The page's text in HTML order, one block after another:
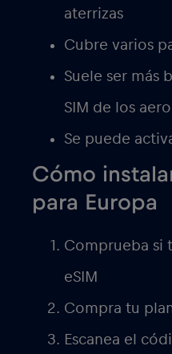
aterrizas
Cubre varios
Suele ser más
SIM de los
Se puede
Cómo
para Europa
Comprueba si
eSIM
Compra tu
Escanea el